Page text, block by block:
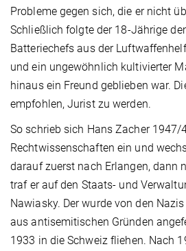
Probleme gegen sich, die er nicht
Schließlich folgte der 18-Jährige
Batteriechefs aus der
und ein ungewöhnlich kultivierter
hinaus ein Freund geblieben war.
empfohlen, Jurist zu werden.
So schrieb sich Hans Zacher 1947/
Rechtwissenschaften ein und
darauf zuerst nach Erlangen, dann
traf er auf den Staats- und
Nawiasky. Der wurde von den
aus antisemitischen Gründen
1933 in die Schweiz fliehen. Nach